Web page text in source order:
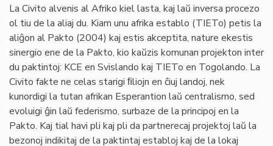
La Civito alvenis al Afriko kiel lasta, kaj laŭ inversa procezo
ol tiu de la aliaj du. Kiam unu afrika establo (TIETo) petis la
aliĝon al Pakto (2004) kaj estis akceptita, nature ekestis
sinergio ene de la Pakto, kio kaŭzis komunan projekton inter
du paktintoj: KCE en Svislando kaj TIETo en Togolando. La
Civito fakte ne celas starigi ﬁliojn en ĉiuj landoj, nek
kunordigi la tutan afrikan Esperantion laŭ centralismo, sed
evoluigi ĝin laŭ federismo, surbaze de la principoj en la
Pakto. Kaj tial havi pli kaj pli da partnerecaj projektoj laŭ la
bezonoj indikitaj de la paktintaj establoj kaj de la lokaj